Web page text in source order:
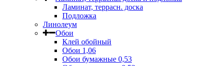
Ламинат, террасн. доска
Подложка
Линолеум
Обои
Клей обойный
Обои 1,06
Обои бумажные 0,53